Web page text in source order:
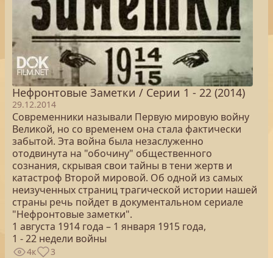
Нефронтовые Заметки / Серии 1 - 22 (2014)
29.12.2014
Современники называли Первую мировую войну
Великой, но со временем она стала фактически
забытой. Эта война была незаслуженно
отодвинута на "обочину" общественного
сознания, скрывая свои тайны в тени жертв и
катастроф Второй мировой. Об одной из самых
неизученных страниц трагической истории нашей
страны речь пойдет в документальном сериале
"Нефронтовые заметки".
1 августа 1914 года – 1 января 1915 года,
1 - 22 недели войны
4к 3